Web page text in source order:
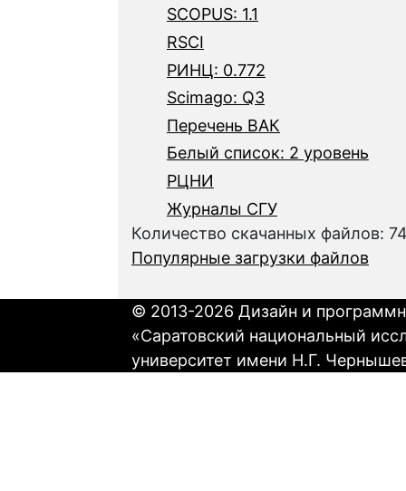
SCOPUS: 1.1
RSCI
РИНЦ: 0.772
Scimago: Q3
Перечень ВАК
Белый список: 2 уровень
РЦНИ
Журналы СГУ
Количество скачанных файлов:
Популярные загрузки файлов
© 2013-2026 Дизайн и
«Саратовский национальный
университет имени Н.Г.